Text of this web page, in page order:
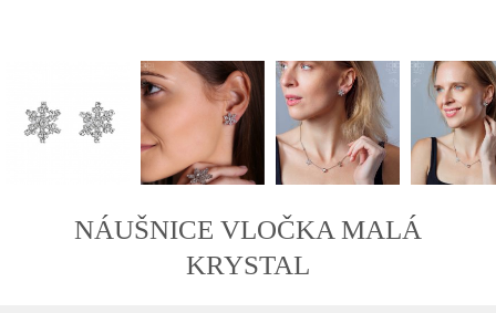
NÁUŠNICE VLOČKA MALÁ
KRYSTAL